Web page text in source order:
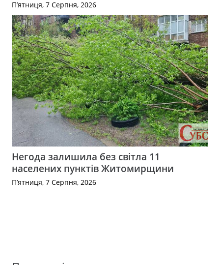
П’ятниця, 7 Серпня, 2026
Негода залишила без світла 11
населених пунктів Житомирщини
П’ятниця, 7 Серпня, 2026